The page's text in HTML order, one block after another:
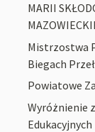
MARII
Mistrzostwa
Biegach
Powiatowe
Wyróżnienie
Edukacyjnych